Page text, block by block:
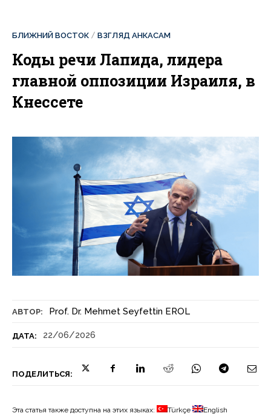
АВТОР: Prof. Dr. Mehmet Seyfettin EROL
ДАТА: 22/06/2026
ПОДЕЛИТЬСЯ:
БЛИЖНИЙ ВОСТОК ВЗГЛЯД АНКАСАМ
Коды речи Лапида, лидера
главной оппозиции Израиля, в
Кнессете
Эта статья также доступна на этих языках: Türkçe English